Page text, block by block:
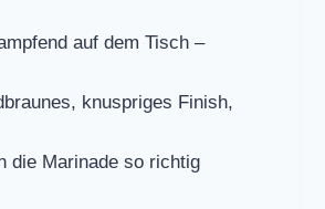
auf dem Tisch –
knuspriges Finish,
die Marinade so richtig